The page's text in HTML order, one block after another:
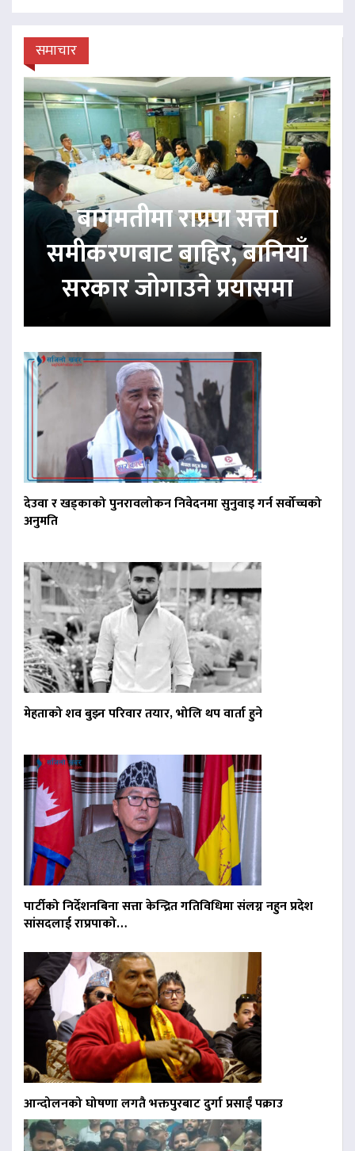
समाचार
बागमतीमा राप्रपा सत्ता
समीकरणबाट बाहिर, बानियाँ
सरकार जोगाउने प्रयासमा
देउवा र खड्काको पुनरावलोकन निवेदनमा सुनुवाइ गर्न सर्वोच्चको
अनुमति
मेहताको शव बुझ्न परिवार तयार, भोलि थप वार्ता हुने
पार्टीको निर्देशनबिना सत्ता केन्द्रित गतिविधिमा संलग्न नहुन प्रदेश
सांसदलाई राप्रपाको…
आन्दोलनको घोषणा लगतै भक्तपुरबाट दुर्गा प्रसाईं पक्राउ